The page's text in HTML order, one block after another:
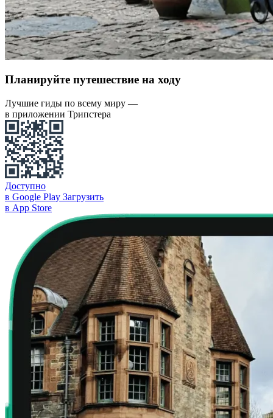
Планируйте путешествие на ходу
Лучшие гиды по всему миру —
в приложении Трипстера
Доступно
в Google Play Загрузить
в App Store